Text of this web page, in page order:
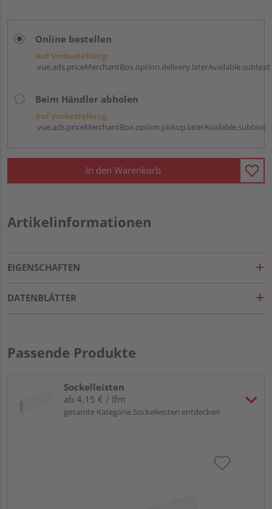
Online bestellen
Auf Vorbestellung:
vue.ads.priceMerchantBox.option.delivery.laterAvailable.subtext
Beim Händler abholen
Auf Vorbestellung:
vue.ads.priceMerchantBox.option.pickup.laterAvailable.subtext
In den Warenkorb
Artikelinformationen
EIGENSCHAFTEN
DATENBLÄTTER
Passende Produkte
Sockelleisten
ab 4,15 € / lfm
gesamte Kategorie Sockelleisten entdecken